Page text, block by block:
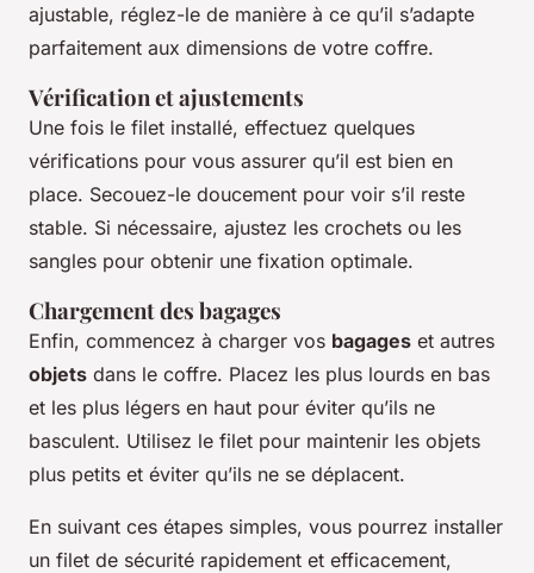
ajustable, réglez-le de manière à ce qu’il s’adapte
parfaitement aux dimensions de votre coffre.
Vérification et ajustements
Une fois le filet installé, effectuez quelques
vérifications pour vous assurer qu’il est bien en
place. Secouez-le doucement pour voir s’il reste
stable. Si nécessaire, ajustez les crochets ou les
sangles pour obtenir une fixation optimale.
Chargement des bagages
Enfin, commencez à charger vos bagages et autres
objets dans le coffre. Placez les plus lourds en bas
et les plus légers en haut pour éviter qu’ils ne
basculent. Utilisez le filet pour maintenir les objets
plus petits et éviter qu’ils ne se déplacent.
En suivant ces étapes simples, vous pourrez installer
un filet de sécurité rapidement et efficacement,